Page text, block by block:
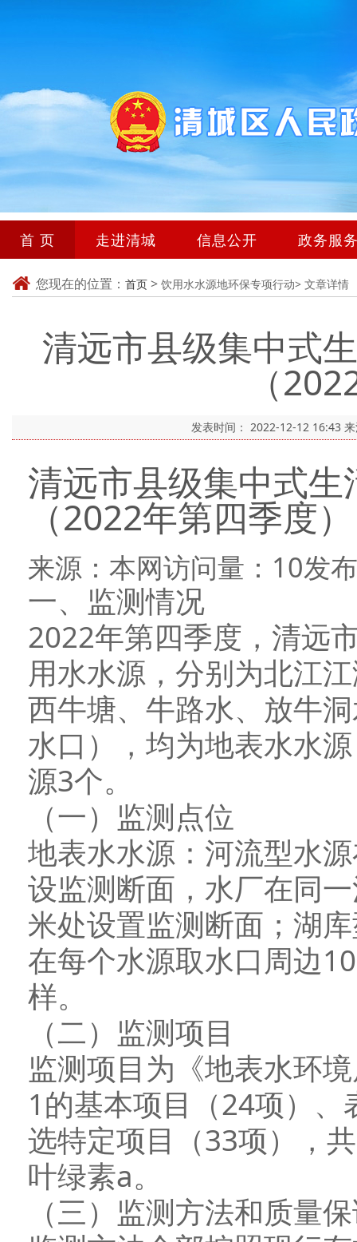
首 页 走进清城 信息公开 政务服
您现在的位置： 首页 > 饮用水水源地环保专项行动> 文章详情
清远市县级集中式
（
发表时间： 2022-12-12 16:43
清远市县级集中式
（2022年第四季度）
来源：本网访问量： 10发
一、监测情况
2022年第四季度，清远
用水水源，分别为北江
西牛塘、牛路水、放牛
水口），均为地表水水
源3个。
（一）监测点位
地表水水源：河流型水
设监测断面，水厂在同
米处设置监测断面；湖
在每个水源取水口周边
样。
（二）监测项目
监测项目为《地表水环
1的基本项目（24项）
选特定项目（33项），
叶绿素a。
（三）监测方法和质量